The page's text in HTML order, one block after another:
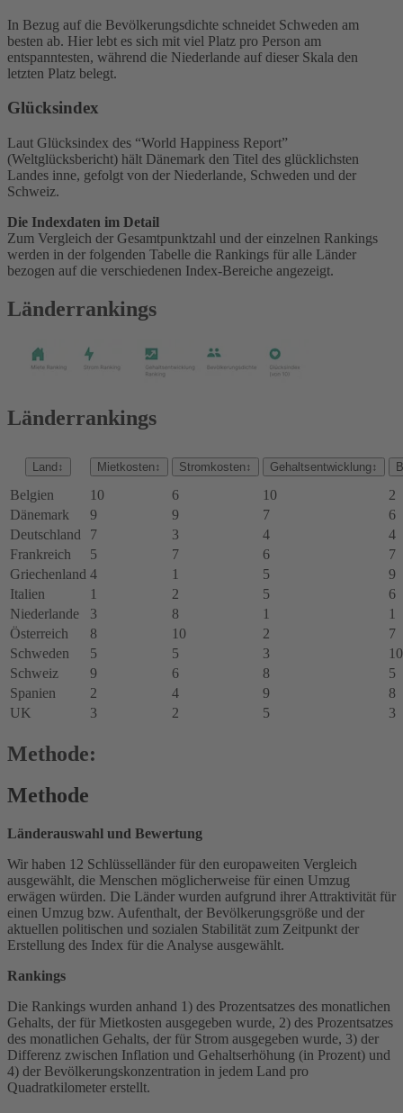
In Bezug auf die Bevölkerungsdichte schneidet Schweden am
besten ab. Hier lebt es sich mit viel Platz pro Person am
entspanntesten, während die Niederlande auf dieser Skala den
letzten Platz belegt.
Glücksindex
Laut Glücksindex des “World Happiness Report”
(Weltglücksbericht) hält Dänemark den Titel des glücklichsten
Landes inne, gefolgt von der Niederlande, Schweden und der
Schweiz.
Die Indexdaten im Detail
Zum Vergleich der Gesamtpunktzahl und der einzelnen Rankings
werden in der folgenden Tabelle die Rankings für alle Länder
bezogen auf die verschiedenen Index-Bereiche angezeigt.
Länderrankings
Länderrankings
Land ↕ Mietkosten↕ Stromkosten↕ Gehaltsentwicklung↕
Belgien 10 6 10
2
Dänemark
9 9 7
6
Deutschland
7 3 4
4
Frankreich
5 7 6
7
Griechenland 4 1 5
9
Italien
1 2 5
6
Niederlande
3 8 1
1
Österreich
8 10 2
7
Schweden
5 5 3
10
Schweiz
9 6 8
5
Spanien
2 4 9
8
UK
3 2 5 3
Methode:
Methode
Länderauswahl und Bewertung
Wir haben 12 Schlüsselländer für den europaweiten Vergleich
ausgewählt, die Menschen möglicherweise für einen Umzug
erwägen würden. Die Länder wurden aufgrund ihrer Attraktivität für
einen Umzug bzw. Aufenthalt, der Bevölkerungsgröße und der
aktuellen politischen und sozialen Stabilität zum Zeitpunkt der
Erstellung des Index für die Analyse ausgewählt.
Rankings
Die Rankings wurden anhand 1) des Prozentsatzes des monatlichen
Gehalts, der für Mietkosten ausgegeben wurde, 2) des Prozentsatzes
des monatlichen Gehalts, der für Strom ausgegeben wurde, 3) der
Differenz zwischen Inflation und Gehaltserhöhung (in Prozent) und
4) der Bevölkerungskonzentration in jedem Land pro
Quadratkilometer erstellt.